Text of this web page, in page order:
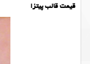
قیمت قالب پیتزا